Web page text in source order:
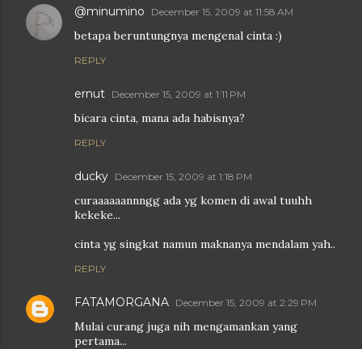
@minumino December 15, 2009 at 11:58 AM
betapa beruntungnya mengenal cinta :)
REPLY
ernut December 15, 2009 at 1:11 PM
bicara cinta, mana ada habisnya?
REPLY
ducky December 15, 2009 at 1:18 PM
curaaaaaannngg ada yg komen di awal tuuhh
kekeke...
cinta yg singkat namun maknanya mendalam yah..
REPLY
FATAMORGANA December 15, 2009 at 2:29 PM
Mulai curang juga nih mengamankan yang
pertama...